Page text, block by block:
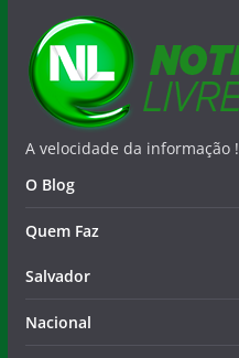
A velocidade da informação !
O Blog
Quem Faz
Salvador
Nacional